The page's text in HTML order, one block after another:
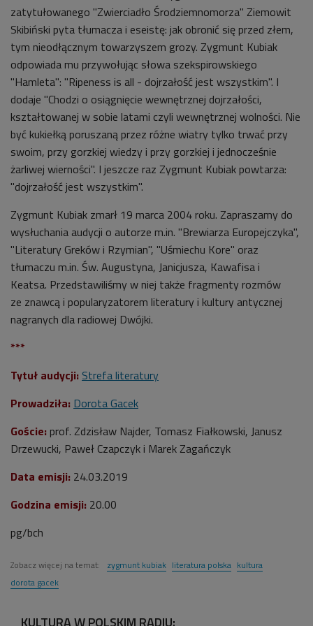
zatytułowanego "Zwierciadło Środziemnomorza" Ziemowit
Skibiński pyta tłumacza i eseistę: jak obronić się przed złem,
tym nieodłącznym towarzyszem grozy. Zygmunt Kubiak
odpowiada mu przywołując słowa szekspirowskiego
"Hamleta": "Ripeness is all - dojrzałość jest wszystkim". I
dodaje "Chodzi o osiągnięcie wewnętrznej dojrzałości,
kształtowanej w sobie latami czyli wewnętrznej wolności. Nie
być kukiełką poruszaną przez różne wiatry tylko trwać przy
swoim, przy gorzkiej wiedzy i przy gorzkiej i jednocześnie
żarliwej wierności". I jeszcze raz Zygmunt Kubiak powtarza:
"dojrzałość jest wszystkim".
Zygmunt Kubiak zmarł 19 marca 2004 roku. Zapraszamy do
wysłuchania audycji o autorze m.in. "Brewiarza Europejczyka",
"Literatury Greków i Rzymian", "Uśmiechu Kore" oraz
tłumaczu m.in. Św. Augustyna, Janicjusza, Kawafisa i
Keatsa. Przedstawiliśmy w niej także fragmenty rozmów
ze znawcą i popularyzatorem literatury i kultury antycznej
nagranych dla radiowej Dwójki.
***
Tytuł audycji: Strefa literatury
Prowadziła: Dorota Gacek
Goście: prof. Zdzisław Najder, Tomasz Fiałkowski, Janusz
Drzewucki, Paweł Czapczyk i Marek Zagańczyk
Data emisji: 24.03.2019
Godzina emisji: 20.00
pg/bch
Zobacz więcej na temat: zygmunt kubiak literatura polska kultura
dorota gacek
KULTURA W POLSKIM RADIU: